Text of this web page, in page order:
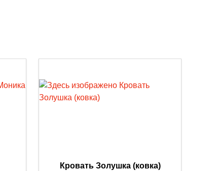
Кровать Золушка (ковка)